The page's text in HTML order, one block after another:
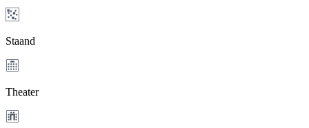
Staand
Theater